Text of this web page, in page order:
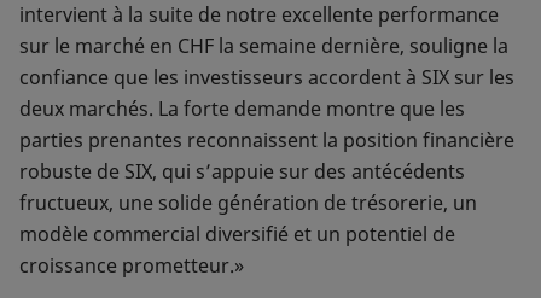
intervient à la suite de notre excellente performance
sur le marché en CHF la semaine dernière, souligne la
confiance que les investisseurs accordent à SIX sur les
deux marchés. La forte demande montre que les
parties prenantes reconnaissent la position financière
robuste de SIX, qui s’appuie sur des antécédents
fructueux, une solide génération de trésorerie, un
modèle commercial diversifié et un potentiel de
croissance prometteur.»